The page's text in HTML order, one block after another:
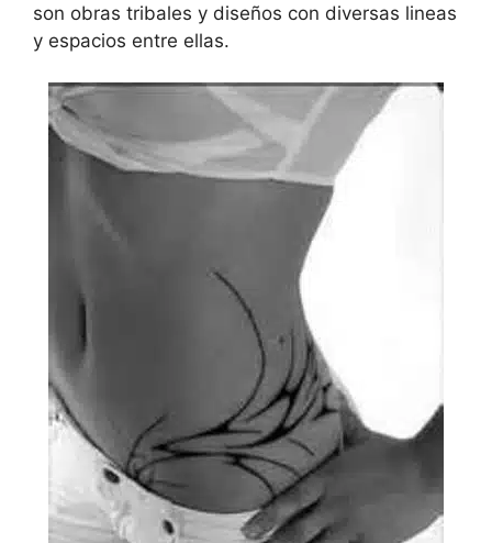
son obras tribales y diseños con diversas lineas
y espacios entre ellas.